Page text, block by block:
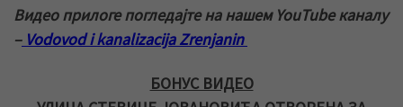
Видео прилоге погледајте на нашем YouTube каналу
– Vodovod i kanalizacija Zrenjanin
БОНУС ВИДЕО